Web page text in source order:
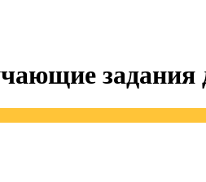
задания